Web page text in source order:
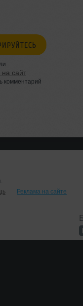
на сайт
комментарий
Реклама на сайте